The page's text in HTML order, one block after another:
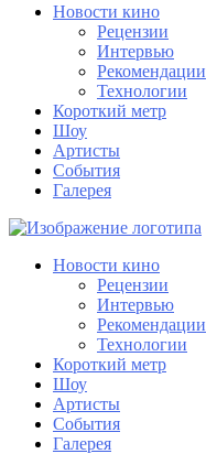
Новости кино
Рецензии
Интервью
Рекомендации
Технологии
Короткий метр
Шоу
Артисты
События
Галерея
Новости кино
Рецензии
Интервью
Рекомендации
Технологии
Короткий метр
Шоу
Артисты
События
Галерея